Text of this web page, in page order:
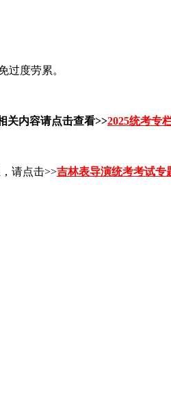
过度劳累。
关内容请点击查看>>2025统考专
请点击>>吉林表导演统考考试专